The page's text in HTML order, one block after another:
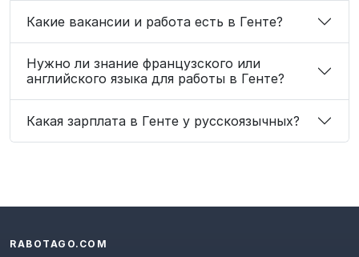
Какие вакансии и работа есть в Генте?
Нужно ли знание французского или
английского языка для работы в Генте?
Какая зарплата в Генте у русскоязычных?
RABOTAGO.COM